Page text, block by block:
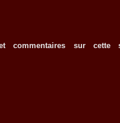
commentaires sur cette